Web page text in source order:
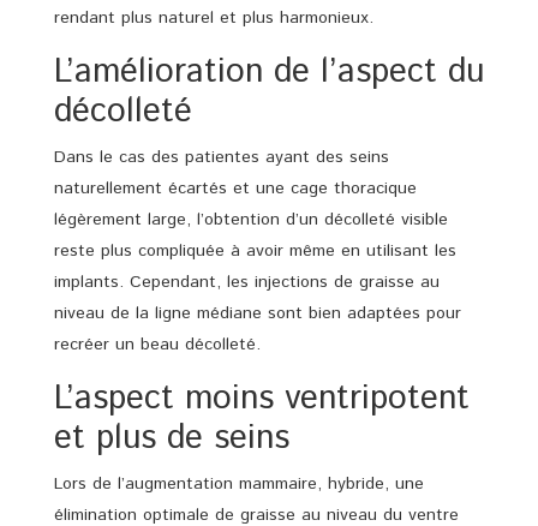
rendant plus naturel et plus harmonieux.
L’amélioration de l’aspect du
décolleté
Dans le cas des patientes ayant des seins
naturellement écartés et une cage thoracique
légèrement large, l’obtention d’un décolleté visible
reste plus compliquée à avoir même en utilisant les
implants. Cependant, les injections de graisse au
niveau de la ligne médiane sont bien adaptées pour
recréer un beau décolleté.
L’aspect moins ventripotent
et plus de seins
Lors de l’augmentation mammaire, hybride, une
élimination optimale de graisse au niveau du ventre